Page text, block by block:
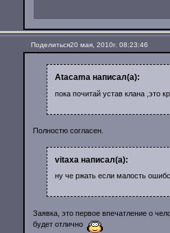
Поделиться20 мая, 2010г. 08:23:46
Atacama написал(а):
пока почитай устав клана ,это
Полностю согласен.
vitaxa написал(а):
ну че ржать если малость
Заявка, это первое впечатление о
будет отлично